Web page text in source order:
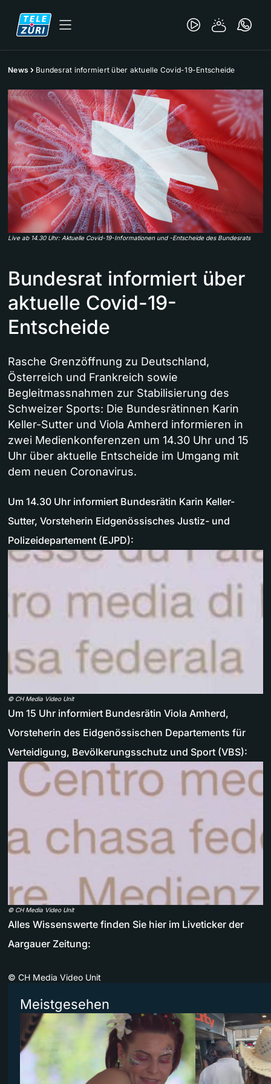
News Bundesrat informiert über aktuelle Covid-19-Entscheide
Live ab 14.30 Uhr: Aktuelle Covid-19-Informationen und -Entscheide des Bundesrats
Bundesrat informiert über
aktuelle Covid-19-
Entscheide
Rasche Grenzöffnung zu Deutschland,
Österreich und Frankreich sowie
Begleitmassnahmen zur Stabilisierung des
Schweizer Sports: Die Bundesrätinnen Karin
Keller-Sutter und Viola Amherd informieren in
zwei Medienkonferenzen um 14.30 Uhr und 15
Uhr über aktuelle Entscheide im Umgang mit
dem neuen Coronavirus.
Um 14.30 Uhr informiert Bundesrätin Karin Keller-
Sutter, Vorsteherin Eidgenössisches Justiz- und
Polizeidepartement (EJPD):
© CH Media Video Unit
Um 15 Uhr informiert Bundesrätin Viola Amherd,
Vorsteherin des Eidgenössischen Departements für
Verteidigung, Bevölkerungsschutz und Sport (VBS):
© CH Media Video Unit
Alles Wissenswerte finden Sie hier im Liveticker der
Aargauer Zeitung:
© CH Media Video Unit
Meistgesehen